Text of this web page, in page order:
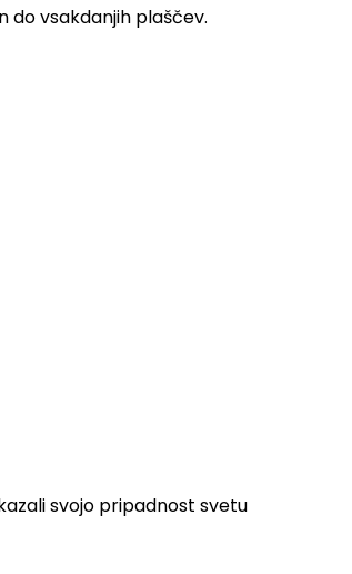
do vsakdanjih plaščev.
svojo pripadnost svetu